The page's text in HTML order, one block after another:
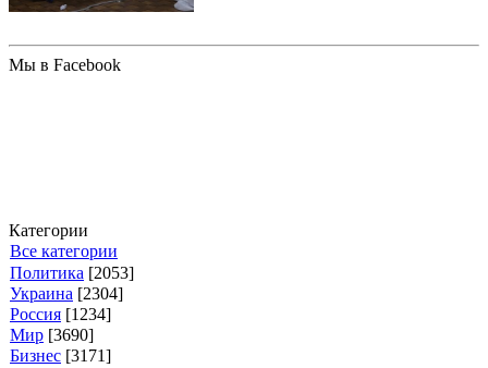
Мы в Facebook
Категории
Все категории
Политика [2053]
Украина [2304]
Россия [1234]
Мир [3690]
Бизнес [3171]